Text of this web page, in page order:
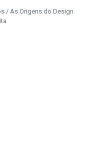
/ As Origens do Design